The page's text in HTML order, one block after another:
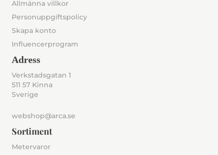
Allmänna villkor
Personuppgiftspolicy
Skapa konto
Influencerprogram
Adress
Verkstadsgatan 1
511 57 Kinna
Sverige
webshop@arca.se
Sortiment
Metervaror